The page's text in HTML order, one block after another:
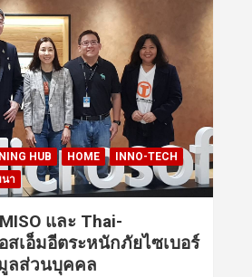
HUB HOME
INNO-TECH
า
และ Thai-
สเอ็มอีตระหนักภัยไซเบอร์
ลส่วนบุคคล